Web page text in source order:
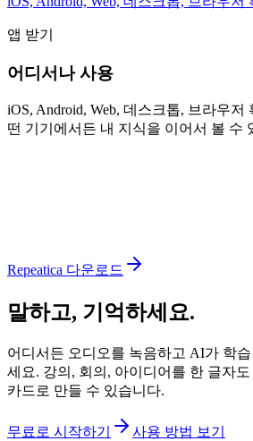
앱 받기
어디서나 사용
iOS, Android, Web, 데스크톱, 브라우저
떤 기기에서든 내 지식을 이어서 볼 수
Repeatica 다운로드
말하고, 기억하세요.
어디서든 오디오를 녹음하고 AI가 학
세요. 강의, 회의, 아이디어를 한 글자도
카드로 만들 수 있습니다.
무료로 시작하기
사용 방법 보기